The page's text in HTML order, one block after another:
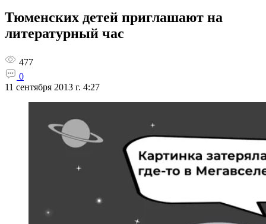
Тюменских детей приглашают на
литературный час
477
0
11 сентября 2013 г. 4:27